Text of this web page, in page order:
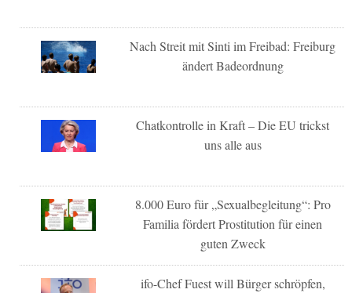
Nach Streit mit Sinti im Freibad: Freiburg
ändert Badeordnung
Chatkontrolle in Kraft – Die EU trickst
uns alle aus
8.000 Euro für „Sexualbegleitung“: Pro
Familia fördert Prostitution für einen
guten Zweck
ifo-Chef Fuest will Bürger schröpfen,